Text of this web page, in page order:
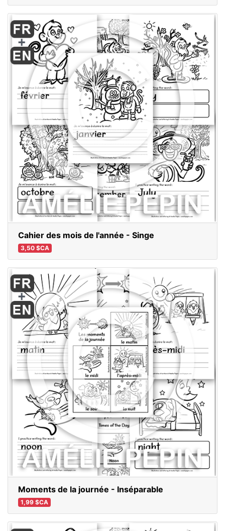
Cahier des mois de l'année - Singe
3,50 $CA
Moments de la journée - Inséparable
1,99 $CA